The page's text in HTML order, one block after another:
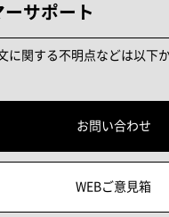
ーサポート
に関する不明点などは以下
お問い合わせ
WEBご意見箱